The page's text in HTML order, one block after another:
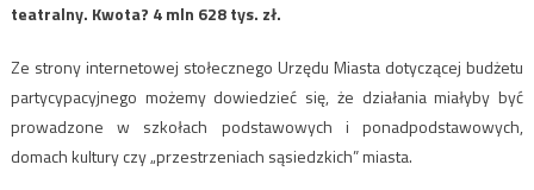
teatralny. Kwota? 4 mln 628 tys. zł.
Ze strony internetowej stołecznego Urzędu Miasta dotyczącej budżetu
partycypacyjnego możemy dowiedzieć się, że działania miałyby być
prowadzone w szkołach podstawowych i ponadpodstawowych,
domach kultury czy „przestrzeniach sąsiedzkich” miasta.